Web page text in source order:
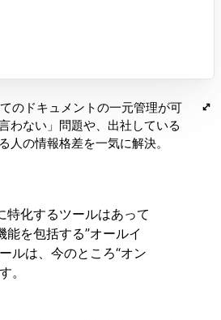
のドキュメントの一元管理が可
わない」問題や、出社している
人の情報格差を一気に解決。
特化するツールはあって
能を包括する”オールイ
ルは、今のところ“オン
。